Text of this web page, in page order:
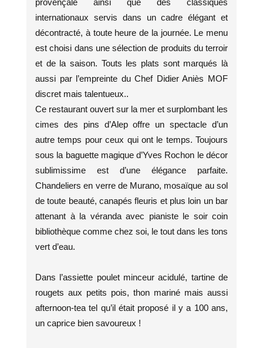
provençale ainsi que des classiques
internationaux servis dans un cadre élégant et
décontracté, à toute heure de la journée. Le menu
est choisi dans une sélection de produits du terroir
et de la saison. Touts les plats sont marqués là
aussi par l’empreinte du Chef Didier Aniès MOF
discret mais talentueux..
Ce restaurant ouvert sur la mer et surplombant les
cimes des pins d’Alep offre un spectacle d’un
autre temps pour ceux qui ont le temps. Toujours
sous la baguette magique d’Yves Rochon le décor
sublimissime est d’une élégance parfaite.
Chandeliers en verre de Murano, mosaïque au sol
de toute beauté, canapés fleuris et plus loin un bar
attenant à la véranda avec pianiste le soir coin
bibliothèque comme chez soi, le tout dans les tons
vert d’eau.
Dans l’assiette poulet minceur acidulé, tartine de
rougets aux petits pois, thon mariné mais aussi
afternoon-tea tel qu’il était proposé il y a 100 ans,
un caprice bien savoureux !